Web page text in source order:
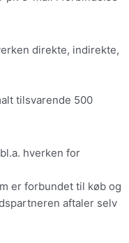
direkte, indirekte,
tilsvarende 500
hverken for
er forbundet til køb og
aftaler selv